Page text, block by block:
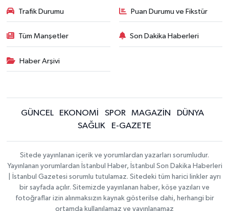
Trafik Durumu Puan Durumu ve Fikstür
Tüm Manşetler Son Dakika Haberleri
Haber Arşivi
GÜNCEL EKONOMİ SPOR MAGAZİN
DÜNYA
SAĞLIK
E-GAZETE
Sitede yayınlanan içerik ve yorumlardan yazarları sorumludur.
Yayınlanan yorumlardan İstanbul Haber, İstanbul Son Dakika Haberleri
| İstanbul Gazetesi sorumlu tutulamaz. Sitedeki tüm harici linkler ayrı
bir sayfada açılır. Sitemizde yayınlanan haber, köşe yazıları ve
fotoğraflar izin alınmaksızın kaynak gösterilse dahi, herhangi bir
ortamda kullanılamaz ve yayınlanamaz